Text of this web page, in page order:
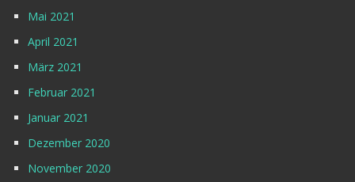
Mai 2021
April 2021
März 2021
Februar 2021
Januar 2021
Dezember 2020
November 2020